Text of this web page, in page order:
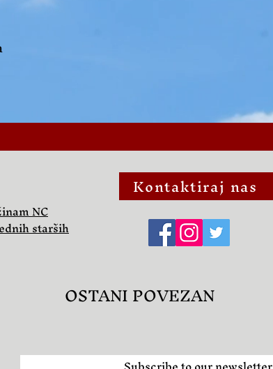
NC
starših
Kontaktiraj nas
OSTANI POVEZAN